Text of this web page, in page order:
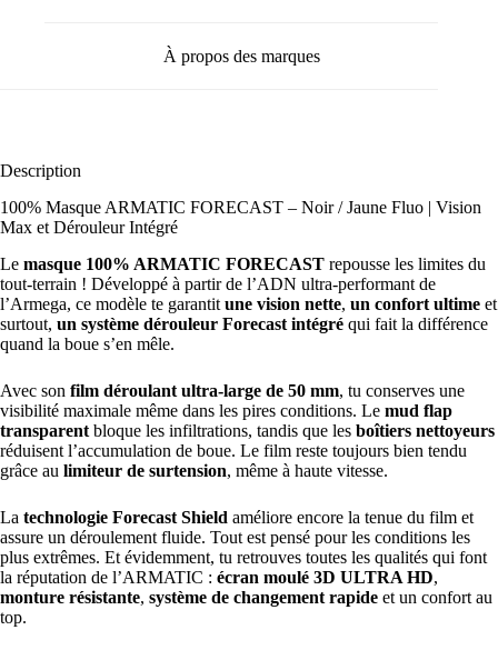
À propos des marques
Description
100% Masque ARMATIC FORECAST – Noir / Jaune Fluo | Vision
Max et Dérouleur Intégré
Le masque 100% ARMATIC FORECAST repousse les limites du
tout-terrain ! Développé à partir de l’ADN ultra-performant de
l’Armega, ce modèle te garantit une vision nette, un confort ultime et
surtout, un système dérouleur Forecast intégré qui fait la différence
quand la boue s’en mêle.
Avec son film déroulant ultra-large de 50 mm, tu conserves une
visibilité maximale même dans les pires conditions. Le mud flap
transparent bloque les infiltrations, tandis que les boîtiers nettoyeurs
réduisent l’accumulation de boue. Le film reste toujours bien tendu
grâce au limiteur de surtension, même à haute vitesse.
La technologie Forecast Shield améliore encore la tenue du film et
assure un déroulement fluide. Tout est pensé pour les conditions les
plus extrêmes. Et évidemment, tu retrouves toutes les qualités qui font
la réputation de l’ARMATIC : écran moulé 3D ULTRA HD,
monture résistante, système de changement rapide et un confort au
top.